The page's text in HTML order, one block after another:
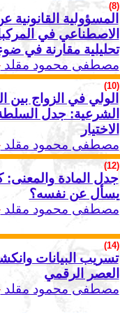
(8)
المسؤولية القانونية
الاصطناعي في
تحليلية مقارنة في
مصطفى محمود مقلد
(10)
الولي في الزواج
الشرعية: جدل
الاختيار
مصطفى محمود مقلد
(12)
جدل المادة
يسأل عن نفسه؟
مصطفى محمود مقلد
(14)
تسريب البيانات
العصر الرقمي
مصطفى محمود مقلد